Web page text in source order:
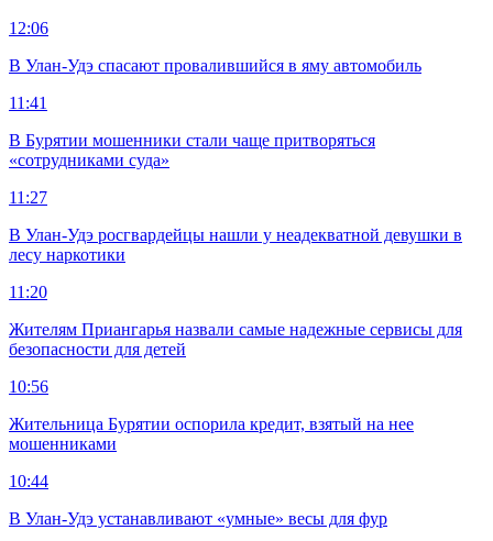
12:06
В Улан-Удэ спасают провалившийся в яму автомобиль
11:41
В Бурятии мошенники стали чаще притворяться
«сотрудниками суда»
11:27
В Улан-Удэ росгвардейцы нашли у неадекватной девушки в
лесу наркотики
11:20
Жителям Приангарья назвали самые надежные сервисы для
безопасности для детей
10:56
Жительница Бурятии оспорила кредит, взятый на нее
мошенниками
10:44
В Улан-Удэ устанавливают «умные» весы для фур